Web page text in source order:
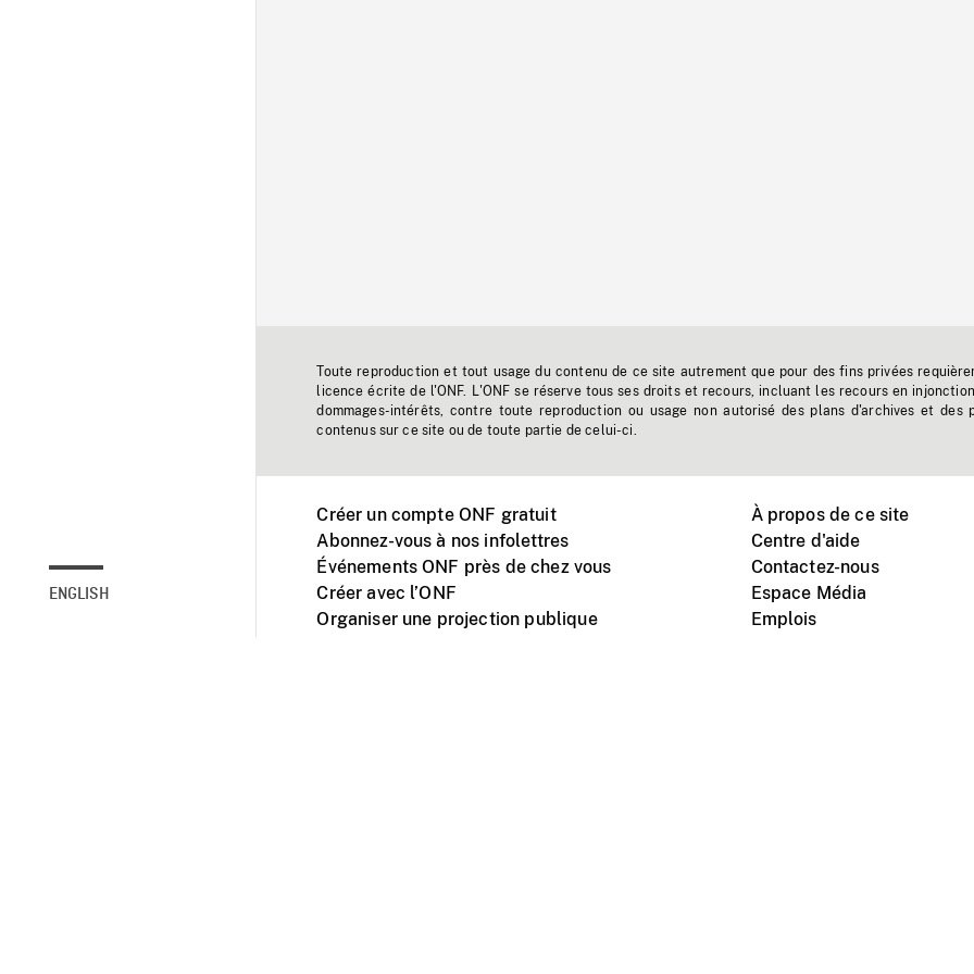
ENGLISH
Toute reproduction et tout usage du contenu de ce site autrement que pour des fins privées
licence écrite de l'ONF. L'ONF se réserve tous ses droits et recours, incluant les recours en
dommages-intérêts, contre toute reproduction ou usage non autorisé des plans d'archives et des
contenus sur ce site ou de toute partie de celui-ci.
Créer un compte ONF gratuit
Abonnez-vous à nos infolettres
Événements ONF près de chez vous
Créer avec l’ONF
Organiser une projection publique
À propos de ce site
Centre d'aide
Contactez-nous
Espace Média
Emplois